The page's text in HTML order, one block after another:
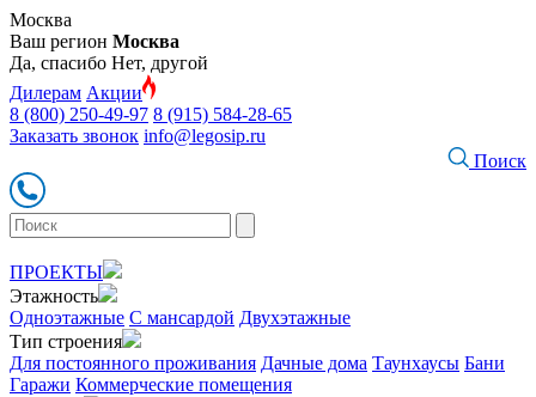
Москва
Ваш регион Москва
Да, спасибо Нет, другой
Дилерам Акции
8 (800) 250-49-97 8 (915) 584-28-65
Заказать звонок info@legosip.ru
Поиск
ПРОЕКТЫ
Этажность
Одноэтажные С мансардой Двухэтажные
Тип строения
Для постоянного проживания Дачные дома Таунхаусы Бани
Гаражи Коммерческие помещения